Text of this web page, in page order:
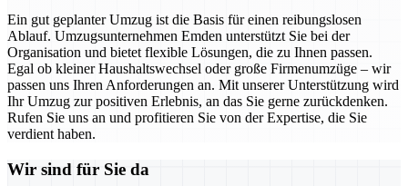
Ein gut geplanter Umzug ist die Basis für einen reibungslosen
Ablauf. Umzugsunternehmen Emden unterstützt Sie bei der
Organisation und bietet flexible Lösungen, die zu Ihnen passen.
Egal ob kleiner Haushaltswechsel oder große Firmenumzüge – wir
passen uns Ihren Anforderungen an. Mit unserer Unterstützung wird
Ihr Umzug zur positiven Erlebnis, an das Sie gerne zurückdenken.
Rufen Sie uns an und profitieren Sie von der Expertise, die Sie
verdient haben.
Wir sind für Sie da